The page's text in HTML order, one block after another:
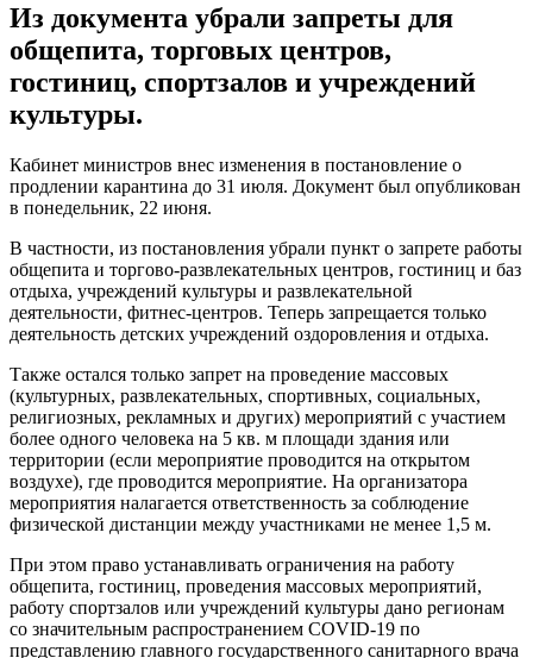
Из документа убрали запреты для
общепита, торговых центров,
гостиниц, спортзалов и учреждений
культуры.
Кабинет министров внес изменения в постановление о
продлении карантина до 31 июля. Документ был опубликован
в понедельник, 22 июня.
В частности, из постановления убрали пункт о запрете работы
общепита и торгово-развлекательных центров, гостиниц и баз
отдыха, учреждений культуры и развлекательной
деятельности, фитнес-центров. Теперь запрещается только
деятельность детских учреждений оздоровления и отдыха.
Также остался только запрет на проведение массовых
(культурных, развлекательных, спортивных, социальных,
религиозных, рекламных и других) мероприятий с участием
более одного человека на 5 кв. м площади здания или
территории (если мероприятие проводится на открытом
воздухе), где проводится мероприятие. На организатора
мероприятия налагается ответственность за соблюдение
физической дистанции между участниками не менее 1,5 м.
При этом право устанавливать ограничения на работу
общепита, гостиниц, проведения массовых мероприятий,
работу спортзалов или учреждений культуры дано регионам
со значительным распространением COVID-19 по
представлению главного государственного санитарного врача